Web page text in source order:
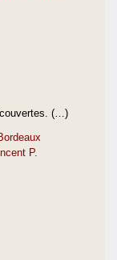
(…)
P.